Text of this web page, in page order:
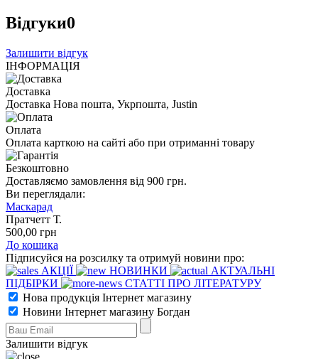
Відгуки0
Залишити відгук
ІНФОРМАЦІЯ
Доставка
Доставка Нова пошта, Укрпошта, Justin
Оплата
Оплата карткою на сайті або при отриманні товару
Безкоштовно
Доставляємо замовлення від 900 грн.
Ви переглядали:
Маскарад
Пратчетт Т.
500,00 грн
До кошика
Підписуйся на розсилку та отримуй новини про:
АКЦІЇ
НОВИНКИ
АКТУАЛЬНІ
ПІДБІРКИ
СТАТТІ ПРО ЛІТЕРАТУРУ
Нова продукція Інтернет магазину
Новини Інтернет магазину Богдан
Залишити відгук